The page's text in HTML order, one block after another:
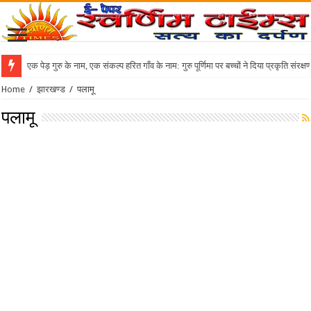
एक पेड़ गुरु के नाम, एक संकल्प हरित गाँव के नाम: गुरु पूर्णिमा पर बच्चों ने दिया प्रकृति
Home / झारखण्ड / पलामू
पलामू